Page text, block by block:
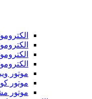
موتور
موتور
موتور